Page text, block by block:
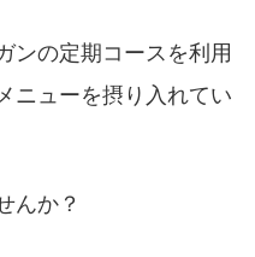
ンの定期コースを利用
ニューを摂り入れてい
んか？